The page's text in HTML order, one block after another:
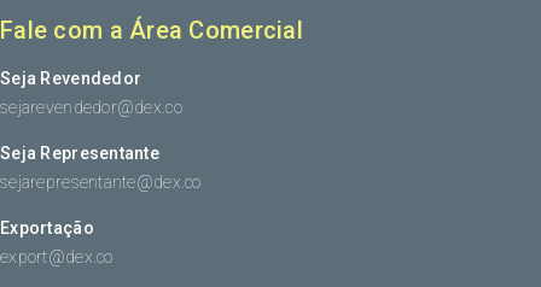
Fale com a Área Comercial
Seja Revendedor
sejarevendedor@dex.co
Seja Representante
sejarepresentante@dex.co
Exportação
export@dex.co